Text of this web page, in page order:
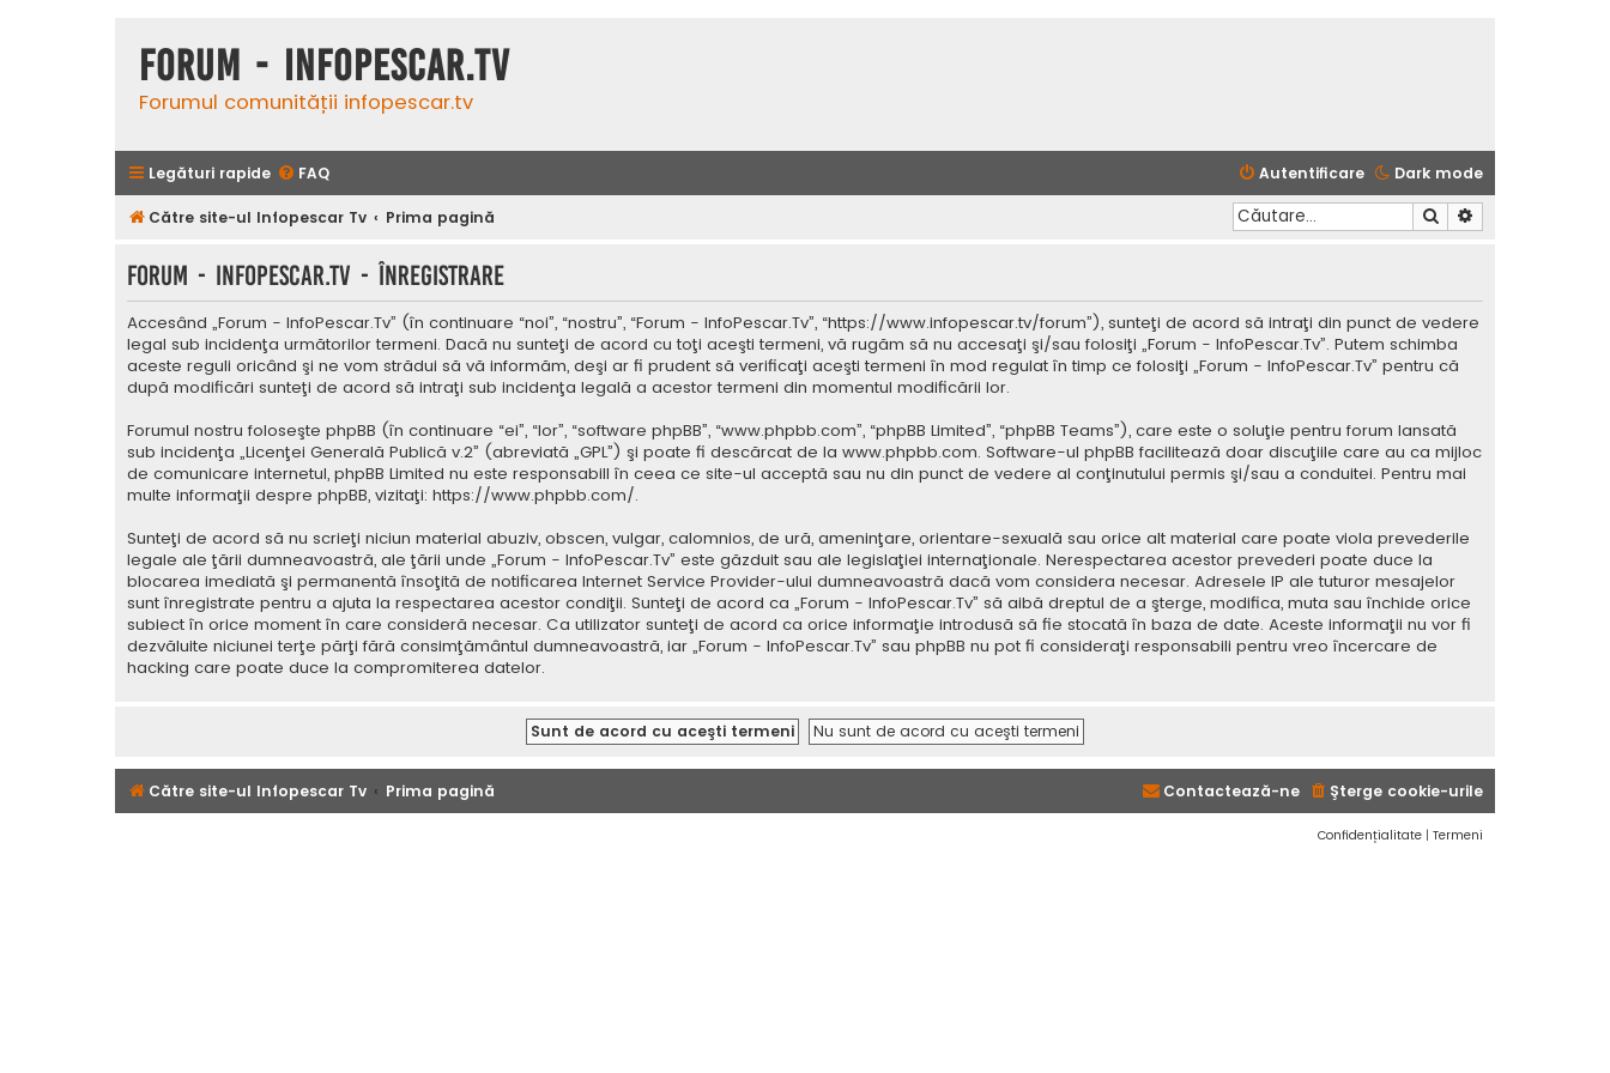
Forum - InfoPescar.Tv
Forumul comunității infopescar.tv
Legături rapide Dark mode
FAQ Autentificare
Către site-ul Infopescar Tv Prima pagină Căutare
Forum - InfoPescar.Tv - Înregistrare
Accesând „Forum - InfoPescar.Tv” (în continuare “noi”, “nostru”, “Forum - InfoPescar.Tv”, “https://www.infopescar.tv/forum”), sunteţi de acord să intraţi din punct de vedere
legal sub incidenţa următorilor termeni. Dacă nu sunteţi de acord cu toţi aceşti termeni, vă rugăm să nu accesaţi şi/sau folosiţi „Forum - InfoPescar.Tv”. Putem schimba
aceste reguli oricând şi ne vom strădui să vă informăm, deşi ar fi prudent să verificaţi aceşti termeni în mod regulat în timp ce folosiţi „Forum - InfoPescar.Tv” pentru că
după modificări sunteţi de acord să intraţi sub incidenţa legală a acestor termeni din momentul modificării lor.
Forumul nostru foloseşte phpBB (în continuare “ei”, “lor”, “software phpBB”, “www.phpbb.com”, “phpBB Limited”, “phpBB Teams”), care este o soluţie pentru forum lansată
sub incidenţa „Licenţei Generală Publică v.2” (abreviată „GPL”) şi poate fi descărcat de la www.phpbb.com. Software-ul phpBB facilitează doar discuţiile care au ca mijloc
de comunicare internetul, phpBB Limited nu este responsabill în ceea ce site-ul acceptă sau nu din punct de vedere al conţinutului permis şi/sau a conduitei. Pentru mai
multe informaţii despre phpBB, vizitaţi: https://www.phpbb.com/.
Sunteţi de acord să nu scrieţi niciun material abuziv, obscen, vulgar, calomnios, de ură, ameninţare, orientare-sexuală sau orice alt material care poate viola prevederile
legale ale ţării dumneavoastră, ale ţării unde „Forum - InfoPescar.Tv” este găzduit sau ale legislaţiei internaţionale. Nerespectarea acestor prevederi poate duce la
blocarea imediată şi permanentă însoţită de notificarea Internet Service Provider-ului dumneavoastră dacă vom considera necesar. Adresele IP ale tuturor mesajelor
sunt înregistrate pentru a ajuta la respectarea acestor condiţii. Sunteţi de acord ca „Forum - InfoPescar.Tv” să aibă dreptul de a şterge, modifica, muta sau închide orice
subiect în orice moment în care consideră necesar. Ca utilizator sunteţi de acord ca orice informaţie introdusă să fie stocată în baza de date. Aceste informaţii nu vor fi
dezvăluite niciunei terţe părţi fără consimţământul dumneavoastră, iar „Forum - InfoPescar.Tv” sau phpBB nu pot fi consideraţi responsabili pentru vreo încercare de
hacking care poate duce la compromiterea datelor.
Către site-ul Infopescar Tv Prima pagină Şterge cookie-urile
Contactează-ne
Confidențialitate | Termeni